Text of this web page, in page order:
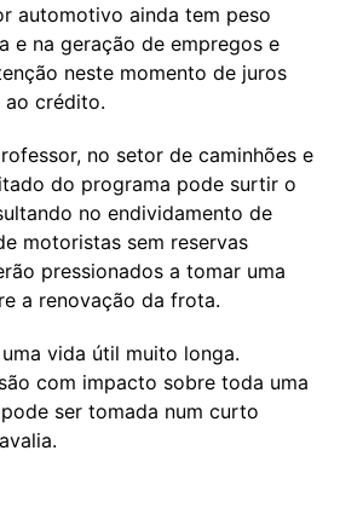
automotivo ainda tem peso
e na geração de empregos e
neste momento de juros
crédito.
no setor de caminhões e
do programa pode surtir o
no endividamento de
motoristas sem reservas
pressionados a tomar uma
a renovação da frota.
vida útil muito longa.
com impacto sobre toda uma
ser tomada num curto